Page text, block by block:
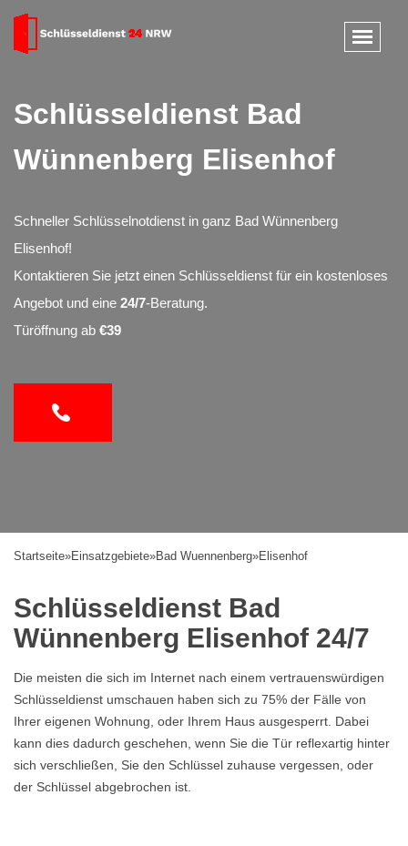
Schlüsseldienst Bad
Wünnenberg Elisenhof
Schneller Schlüsselnotdienst in ganz Bad Wünnenberg
Elisenhof!
Kontaktieren Sie jetzt einen Schlüsseldienst für ein kostenloses
Angebot und eine 24/7-Beratung.
Türöffnung ab €39
Startseite»Einsatzgebiete»Bad Wuennenberg»Elisenhof
Schlüsseldienst Bad
Wünnenberg Elisenhof 24/7
Die meisten die sich im Internet nach einem vertrauenswürdigen
Schlüsseldienst umschauen haben sich zu 75% der Fälle von
Ihrer eigenen Wohnung, oder Ihrem Haus ausgesperrt. Dabei
kann dies dadurch geschehen, wenn Sie die Tür reflexartig hinter
sich verschließen, Sie den Schlüssel zuhause vergessen, oder
der Schlüssel abgebrochen ist.